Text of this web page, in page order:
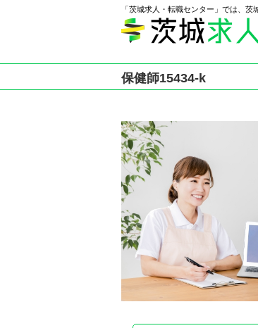
「茨城求人・転職センター」では、茨
保健師15434-k